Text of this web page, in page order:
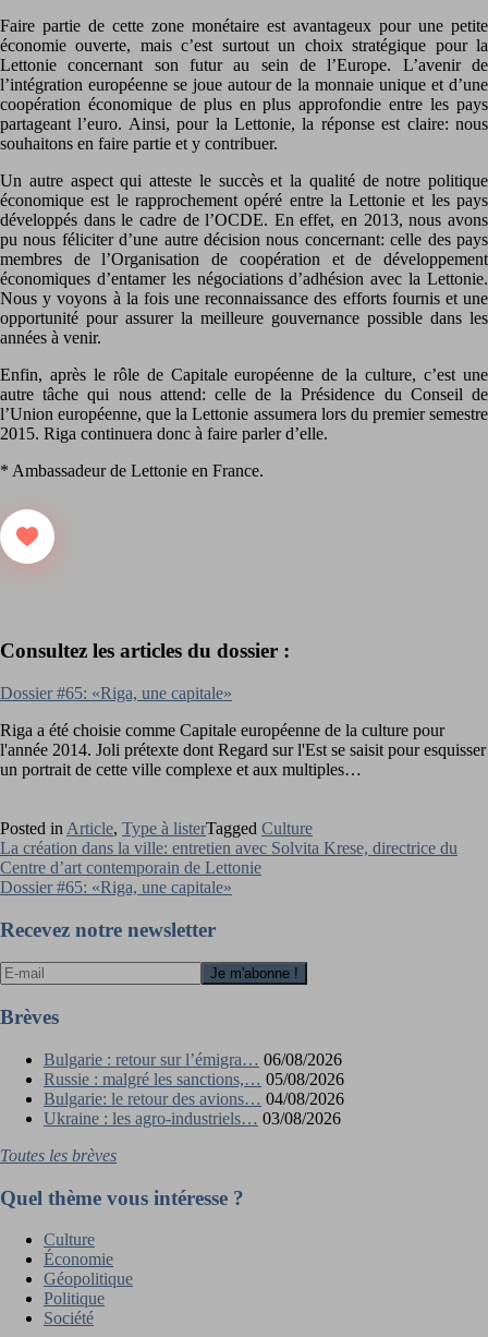
Faire partie de cette zone monétaire est avantageux pour une petite
économie ouverte, mais c’est surtout un choix stratégique pour la
Lettonie concernant son futur au sein de l’Europe. L’avenir de
l’intégration européenne se joue autour de la monnaie unique et d’une
coopération économique de plus en plus approfondie entre les pays
partageant l’euro. Ainsi, pour la Lettonie, la réponse est claire: nous
souhaitons en faire partie et y contribuer.
Un autre aspect qui atteste le succès et la qualité de notre politique
économique est le rapprochement opéré entre la Lettonie et les pays
développés dans le cadre de l’OCDE. En effet, en 2013, nous avons
pu nous féliciter d’une autre décision nous concernant: celle des pays
membres de l’Organisation de coopération et de développement
économiques d’entamer les négociations d’adhésion avec la Lettonie.
Nous y voyons à la fois une reconnaissance des efforts fournis et une
opportunité pour assurer la meilleure gouvernance possible dans les
années à venir.
Enfin, après le rôle de Capitale européenne de la culture, c’est une
autre tâche qui nous attend: celle de la Présidence du Conseil de
l’Union européenne, que la Lettonie assumera lors du premier semestre
2015. Riga continuera donc à faire parler d’elle.
* Ambassadeur de Lettonie en France.
Consultez les articles du dossier :
Dossier #65: «Riga, une capitale»
Riga a été choisie comme Capitale européenne de la culture pour
l'année 2014. Joli prétexte dont Regard sur l'Est se saisit pour esquisser
un portrait de cette ville complexe et aux multiples…
Posted in Article, Type à listerTagged Culture
Navigation
de
La création dans la ville: entretien avec Solvita Krese, directrice du
Centre d’art contemporain de Lettonie
Dossier #65: «Riga, une capitale»
Recevez notre newsletter
Brèves
Bulgarie : retour sur l’émigra… 06/08/2026
Russie : malgré les sanctions,… 05/08/2026
Bulgarie: le retour des avions… 04/08/2026
Ukraine : les agro-industriels… 03/08/2026
Toutes les brèves
Quel thème vous intéresse ?
Culture
Économie
Géopolitique
Politique
Société